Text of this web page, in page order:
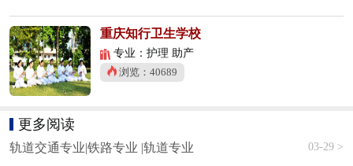
重庆知行卫生学校
专业：护理 助产
浏览：40689
更多阅读
轨道交通专业|铁路专业 |轨道专业 03-29 >